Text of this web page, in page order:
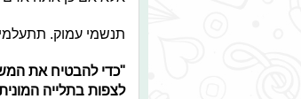
תנשמי עמוק.
"כדי להבטיח את
לצפות בתלייה